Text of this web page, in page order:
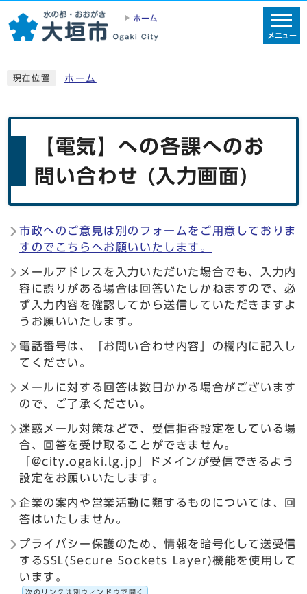
ホーム
メニュー
現在位置 ホーム
【電気】への各課へのお
問い合わせ (入力画面)
市政へのご意見は別のフォームをご用意しておりま
すのでこちらへお願いいたします。
メールアドレスを入力いただいた場合でも、入力内
容に誤りがある場合は回答いたしかねますので、必
ず入力内容を確認してから送信していただきますよ
うお願いいたします。
電話番号は、「お問い合わせ内容」の欄内に記入し
てください。
メールに対する回答は数日かかる場合がございます
ので、ご了承ください。
迷惑メール対策などで、受信拒否設定をしている場
合、回答を受け取ることができません。
「@city.ogaki.lg.jp」ドメインが受信できるよう
設定をお願いいたします。
企業の案内や営業活動に類するものについては、回
答はいたしません。
プライバシー保護のため、情報を暗号化して送受信
するSSL(Secure Sockets Layer)機能を使用して
います。
次のリンクは別ウィンドウで開く